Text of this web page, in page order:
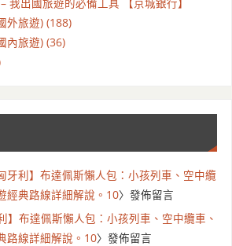
我出國旅遊的必備工具 【京城銀行】
外旅遊) (188)
內旅遊) (36)
匈牙利】布達佩斯懶人包：小孩列車、空中纜
經典路線詳細解說。10〉發佈留言
】布達佩斯懶人包：小孩列車、空中纜車、
路線詳細解說。10〉發佈留言